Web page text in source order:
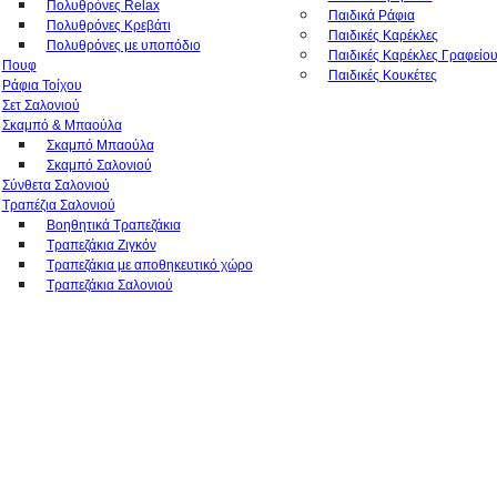
Πολυθρόνες Relax
Πολυθρόνες Κρεβάτι
Πολυθρόνες με υποπόδιο
Πουφ
Ράφια Τοίχου
Σετ Σαλονιού
Σκαμπό & Μπαούλα
Σκαμπό Μπαούλα
Σκαμπό Σαλονιού
Σύνθετα Σαλονιού
Τραπέζια Σαλονιού
Βοηθητικά Τραπεζάκια
Τραπεζάκια Ζιγκόν
Τραπεζάκια με αποθηκευτικό χώρο
Τραπεζάκια Σαλονιού
Παιδικά Ράφια
Παιδικές Καρέκλες
Παιδικές Καρέκλες Γραφείου
Παιδικές Κουκέτες